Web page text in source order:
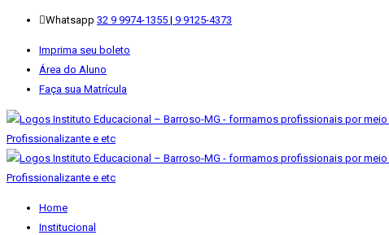
Whatsapp 32 9 9974-1355 | 9 9125-4373
Imprima seu boleto
Área do Aluno
Faça sua Matrícula
Home
Institucional